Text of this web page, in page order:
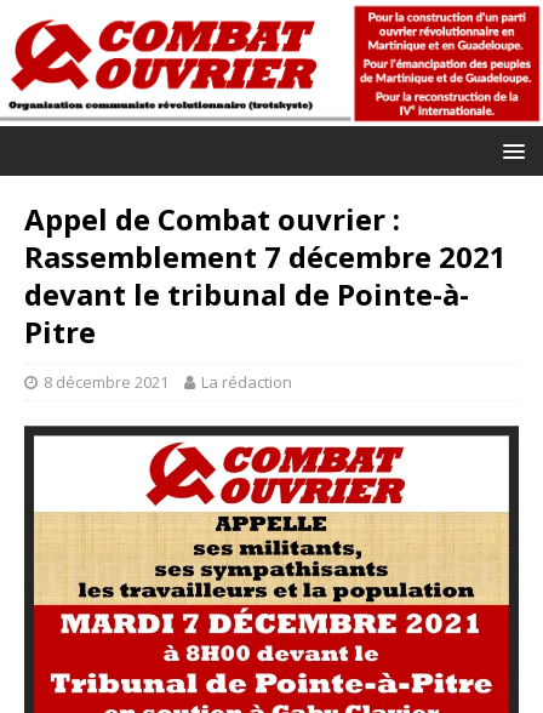
Appel de Combat ouvrier :
Rassemblement 7 décembre 2021
devant le tribunal de Pointe-à-
Pitre
8 décembre 2021 La rédaction